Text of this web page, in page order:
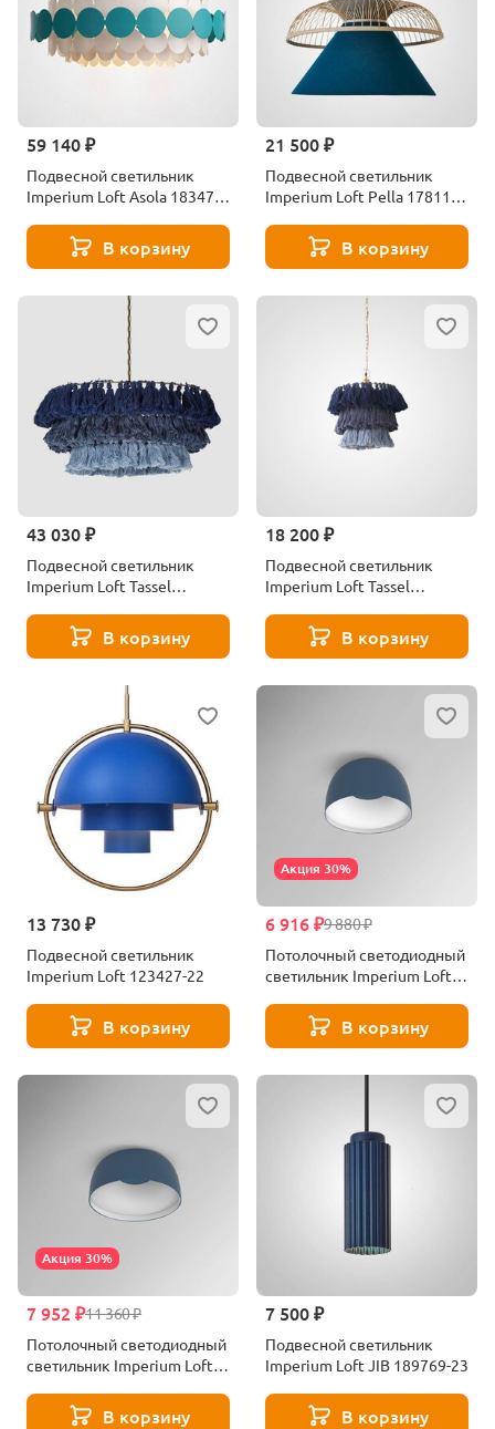
59 140 ₽
Подвесной светильник
Imperium Loft Asola 183475-
В корзину
21 500 ₽
Подвесной светильник
Imperium Loft Pella 178114-
В корзину
43 030 ₽
Подвесной светильник
Imperium Loft Tassel
В корзину
18 200 ₽
Подвесной светильник
Imperium Loft Tassel
В корзину
13 730 ₽
Подвесной светильник
Imperium Loft 123427-22
В корзину
Акция 30%
9 880 ₽
6 916 ₽
Потолочный светодиодный
светильник Imperium Loft
В корзину
Акция 30%
11 360 ₽
7 952 ₽
Потолочный светодиодный
светильник Imperium Loft
В корзину
7 500 ₽
Подвесной светильник
Imperium Loft JIB 189769-23
В корзину